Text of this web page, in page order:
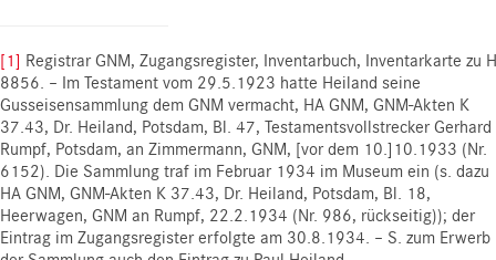
[1] Registrar GNM, Zugangsregister, Inventarbuch, Inventarkarte zu
8856. – Im Testament vom 29.5.1923 hatte Heiland seine
Gusseisensammlung dem GNM vermacht, HA GNM, GNM-Akten K
37.43, Dr. Heiland, Potsdam, Bl. 47, Testamentsvollstrecker Gerhard
Rumpf, Potsdam, an Zimmermann, GNM, [vor dem 10.]10.1933 (Nr.
6152). Die Sammlung traf im Februar 1934 im Museum ein (s. dazu
HA GNM, GNM-Akten K 37.43, Dr. Heiland, Potsdam, Bl. 18,
Heerwagen, GNM an Rumpf, 22.2.1934 (Nr. 986, rückseitig)); der
Eintrag im Zugangsregister erfolgte am 30.8.1934. – S. zum Erwerb